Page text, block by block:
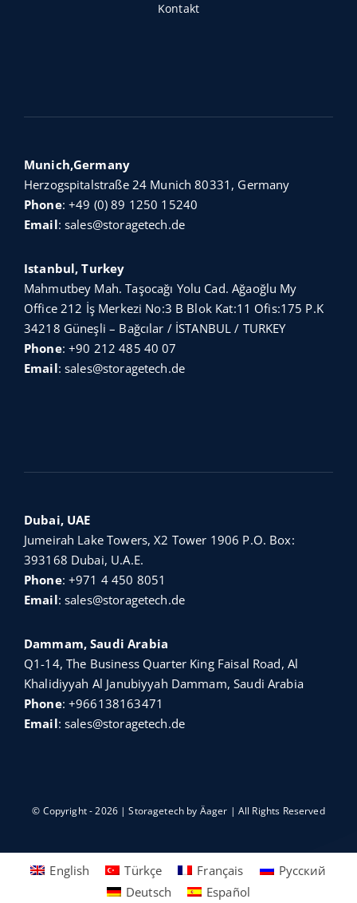
Kontakt
Munich,Germany
Herzogspitalstraße 24 Munich 80331, Germany
Phone:+49 (0) 89 1250 15240
Email:sales@storagetech.de
Istanbul, Turkey
Mahmutbey Mah. Taşocağı Yolu Cad. Ağaoğlu My
Office 212 İş Merkezi No:3 B Blok Kat:11 Ofis:175 P.K
34218 Güneşli – Bağcılar / İSTANBUL / TURKEY
Phone:+90 212 485 40 07
Email:sales@storagetech.de
Dubai, UAE
Jumeirah Lake Towers, X2 Tower 1906 P.O. Box:
393168 Dubai, U.A.E.
Phone:+971 4 450 8051
Email:sales@storagetech.de
Dammam, Saudi Arabia
Q1-14, The Business Quarter King Faisal Road, Al
Khalidiyyah Al Janubiyyah Dammam, Saudi Arabia
Phone:+966138163471
Email:sales@storagetech.de
© Copyright - 2026 | Storagetech by Äager | All Rights Reserved
English Türkçe Français
Русский
Deutsch
Español